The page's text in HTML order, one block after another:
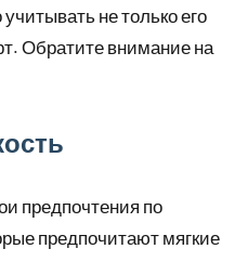
не только его
Обратите внимание на
предпочтения по
предпочитают мягкие